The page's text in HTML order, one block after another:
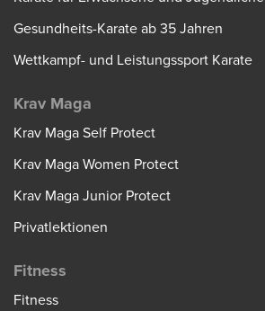
Gesundheits-Karate ab 35 Jahren
Wettkampf- und Leistungssport Karate
Krav Maga
Krav Maga Self Protect
Krav Maga Women Protect
Krav Maga Junior Protect
Privatlektionen
Fitness
Fitness